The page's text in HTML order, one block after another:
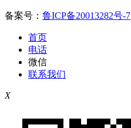
备案号： 鲁ICP备20013282号-7
首页
电话
微信
联系我们
X